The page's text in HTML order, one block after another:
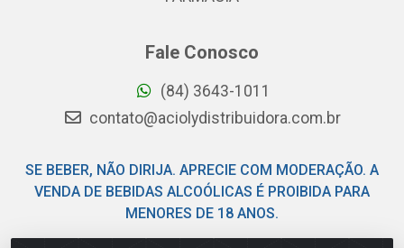
Fale Conosco
(84) 3643-1011
contato@aciolydistribuidora.com.br
SE BEBER, NÃO DIRIJA. APRECIE COM MODERAÇÃO. A
VENDA DE BEBIDAS ALCOÓLICAS É PROIBIDA PARA
MENORES DE 18 ANOS.